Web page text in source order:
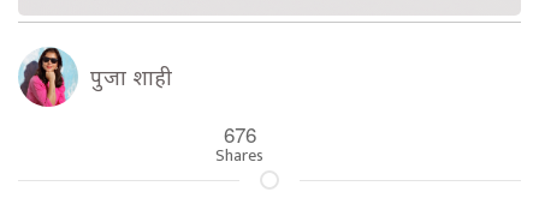
पुजा शाही
676
Shares